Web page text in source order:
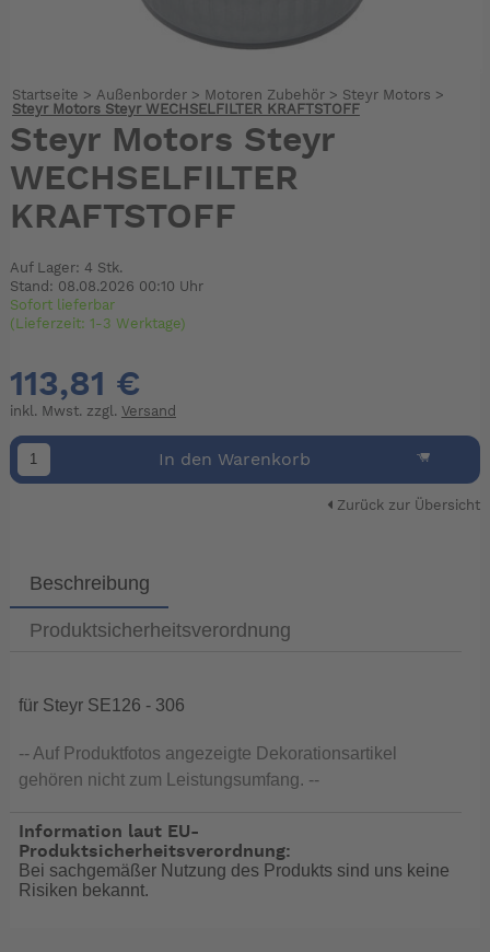
Startseite > Außenborder> Motoren Zubehör> Steyr Motors >
Steyr Motors Steyr WECHSELFILTER KRAFTSTOFF
Steyr Motors Steyr
WECHSELFILTER
KRAFTSTOFF
Auf Lager: 4 Stk.
Stand: 08.08.2026 00:10 Uhr
Sofort lieferbar
(Lieferzeit: 1-3 Werktage)
113,81 €
inkl. Mwst. zzgl. Versand
In den Warenkorb
Zurück zur Übersicht
Beschreibung
Produktsicherheitsverordnung
für Steyr SE126 - 306
-- Auf Produktfotos angezeigte Dekorationsartikel
gehören nicht zum Leistungsumfang. --
Information laut EU-
Produktsicherheitsverordnung:
Bei sachgemäßer Nutzung des Produkts sind uns keine
Risiken bekannt.